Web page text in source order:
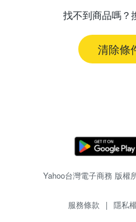
找不到商品嗎？
清除條
Yahoo台灣電子商務 版權
服務條款 | 隱私權